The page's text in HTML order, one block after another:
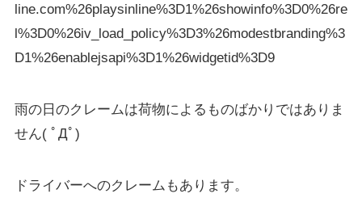
line.com%26playsinline%3D1%26showinfo%3D0%26re
l%3D0%26iv_load_policy%3D3%26modestbranding%3
D1%26enablejsapi%3D1%26widgetid%3D9
雨の日のクレームは荷物によるものばかりではありま
せん( ﾟДﾟ)
ドライバーへのクレームもあります。